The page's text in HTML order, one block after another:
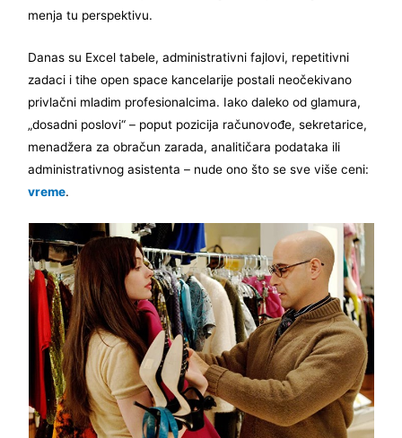
menja tu perspektivu.
Danas su Excel tabele, administrativni fajlovi, repetitivni
zadaci i tihe open space kancelarije postali neočekivano
privlačni mladim profesionalcima. Iako daleko od glamura,
„dosadni poslovi“ – poput pozicija računovođe, sekretarice,
menadžera za obračun zarada, analitičara podataka ili
administrativnog asistenta – nude ono što se sve više ceni:
vreme.